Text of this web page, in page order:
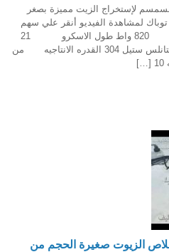
لإستخراج الزيت مميزة بصغر
وتعمل بكهرباء المنزل 811 إم توباك لمشاهدة الفيديو أنقر علي سهم
التشغيل المواصفات الطاقة 820 واط طول الاسكرو 21
سنتيمتر خامة الاسكرو من الاستانلس ستيل 304 القدره الانتاجيه من
الزيوت صغيرة الحجم من